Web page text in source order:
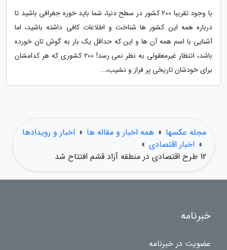
با وجود تقریبا 200 کشور در سطح دنیا، شما باید خوره جغرافی باشید تا
درباره همه این کشور ها شناخت و اطلاعات کافی داشته باشید، اما
آشنایی با اسم همه آن ها و این که حداقل یک بار به گوش تان خورده
باشد، انتظار غیرمعقولی به نظر نمی رسد! 200 کشوری که هر کدامشان
برای خودشان تاریخی پر فراز و نشیب،...
مجله عکسها » همه اخبار و مقاله ها » اخبار و رویدادها
» اخبار اقتصادی »
12 طرح اقتصادی در منطقه آزاد قشم افتتاح شد
خبرنامه
عضویت در خبرنامه